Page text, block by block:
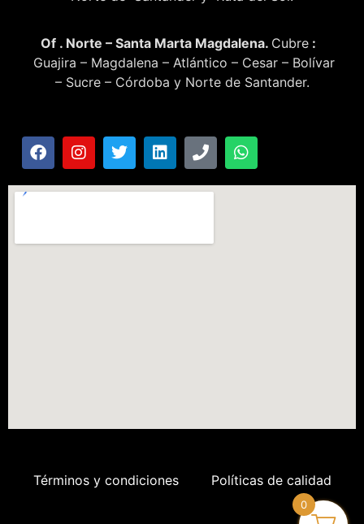
Of . Norte – Santa Marta Magdalena. Cubre :
Guajira – Magdalena – Atlántico – Cesar – Bolívar
– Sucre – Córdoba y Norte de Santander.
Términos y condiciones Políticas de calidad
0